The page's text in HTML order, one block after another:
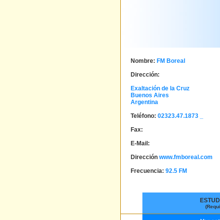
Nombre: FM Boreal
Dirección:
Exaltación de la Cruz
Buenos Aires
Argentina
Teléfono: 02323.47.1873 _
Fax:
E-Mail:
Dirección www.fmboreal.com
Frecuencia: 92.5 FM